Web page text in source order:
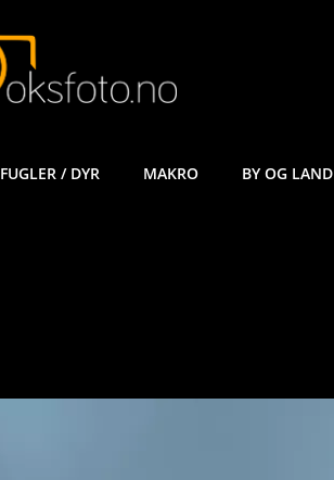
FUGLER / DYR MAKRO BY OG LAND